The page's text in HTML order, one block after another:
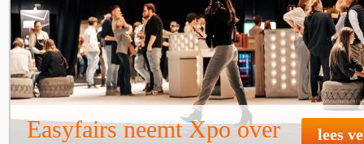
Easyfairs neemt Xpo over lees